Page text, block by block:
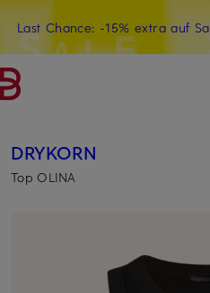
ZUM HAUPTINHALT ÜBERSPRINGEN
Last Chance: -15% extra auf
15€-Willkommensgutschein
DRYKORN
Top OLINA